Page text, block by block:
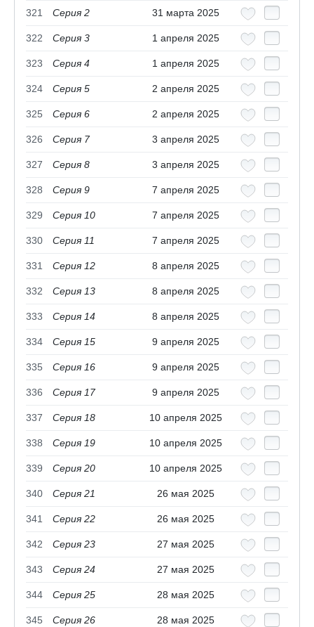
321 Серия 2 31 марта 2025
322 Серия 3 1 апреля 2025
323 Серия 4 1 апреля 2025
324 Серия 5 2 апреля 2025
325 Серия 6 2 апреля 2025
326 Серия 7 3 апреля 2025
327 Серия 8 3 апреля 2025
328 Серия 9 7 апреля 2025
329 Серия 10 7 апреля 2025
330 Серия 11 7 апреля 2025
331 Серия 12 8 апреля 2025
332 Серия 13 8 апреля 2025
333 Серия 14 8 апреля 2025
334 Серия 15 9 апреля 2025
335 Серия 16 9 апреля 2025
336 Серия 17 9 апреля 2025
337 Серия 18 10 апреля 2025
338 Серия 19 10 апреля 2025
339 Серия 20 10 апреля 2025
340 Серия 21 26 мая 2025
341 Серия 22 26 мая 2025
342 Серия 23 27 мая 2025
343 Серия 24 27 мая 2025
344 Серия 25 28 мая 2025
345 Серия 26 28 мая 2025